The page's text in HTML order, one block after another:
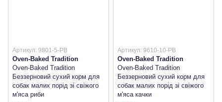
Артикул: 9801-5-PB
Oven-Baked Tradition
Oven-Baked Tradition
Беззерновий сухий корм для
собак малих порід зі свіжого
м'яса риби
Артикул: 9610-10-PB
Oven-Baked Tradition
Oven-Baked Tradition
Беззерновий сухий корм для
собак малих порід зі свіжого
м'яса качки